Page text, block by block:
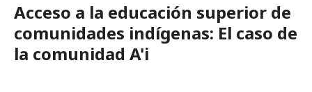
Acceso a la educación superior de
comunidades indígenas: El caso de
la comunidad A'i